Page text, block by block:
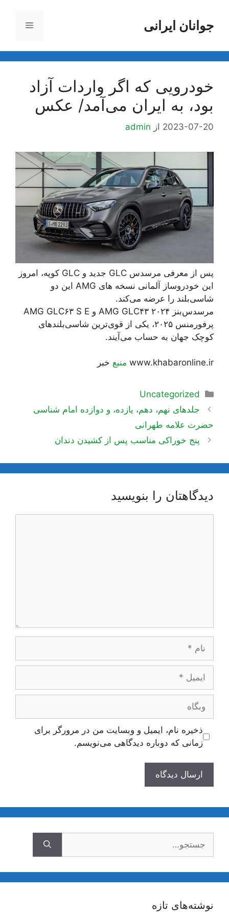
محتواجوانان ایرانی فهرست
خودرویی که اگر واردات آزاد
بود، به ایران می‌آمد/ عکس
2023-07-20 از admin
پس از معرفی مرسدس GLC جدید و GLC کوپه، امروز
این خودروساز آلمانی نسخه های AMG این دو
شاسی‌بلند را عرضه می‌کند.
مرسدس‌بنز AMG GLC۴۳ ۲۰۲۴ و AMG GLC۶۳ S E
پرفورمنس ۲۰۲۵، یکی از قوی‌ترین شاسی‌بلندهای
کوچک جهان به حساب می‌آیند.
www.khabaronline.ir منبع خبر
دسته‌ها
Uncategorized
ناوبریجلدهای نهم، دهم، یازده، و دوازده امام شناسی
حضرت علامه طهرانی
پنج خوراکی مناسب پس از کشیدن دندان
دیدگاهتان را بنویسید
ایمیل
وبگاه
ذخیره نام، ایمیل و وبسایت من در مرورگر برای
زمانی که دوباره دیدگاهی می‌نویسم.
نوشته‌های تازه